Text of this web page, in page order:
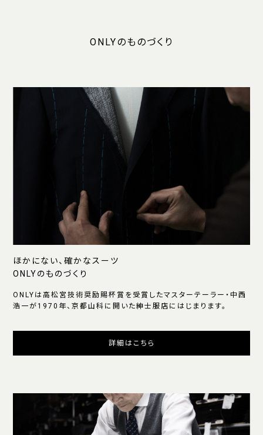
ONLYのものづくり
ほかにない、確かなスーツ
ONLYのものづくり
ONLYは高松宮技術奨励賜杯賞を受賞したマスターテーラー・中西
浩一が1970年、京都山科に開いた紳士服店にはじまります。
詳細はこちら